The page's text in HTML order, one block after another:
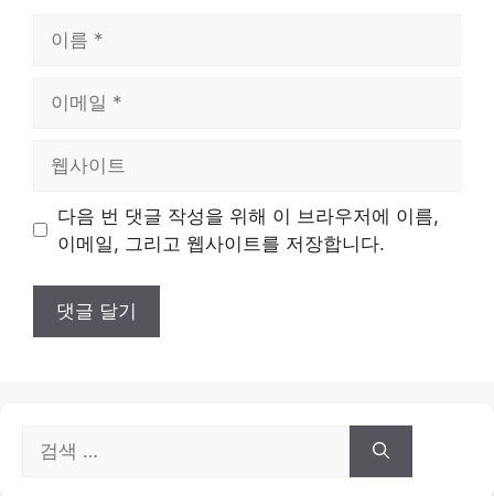
트
다음 번 댓글 작성을 위해 이 브라우저에 이름,
이메일, 그리고 웹사이트를 저장합니다.
색: